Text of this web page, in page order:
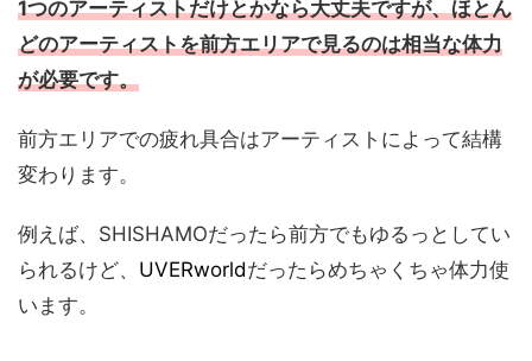
1つのアーティストだけとかなら大丈夫ですが、ほとん
どのアーティストを前方エリアで見るのは相当な体力
が必要です。
前方エリアでの疲れ具合はアーティストによって結構
変わります。
例えば、SHISHAMOだったら前方でもゆるっとしてい
られるけど、 UVERworldだったらめちゃくちゃ体力使
います。